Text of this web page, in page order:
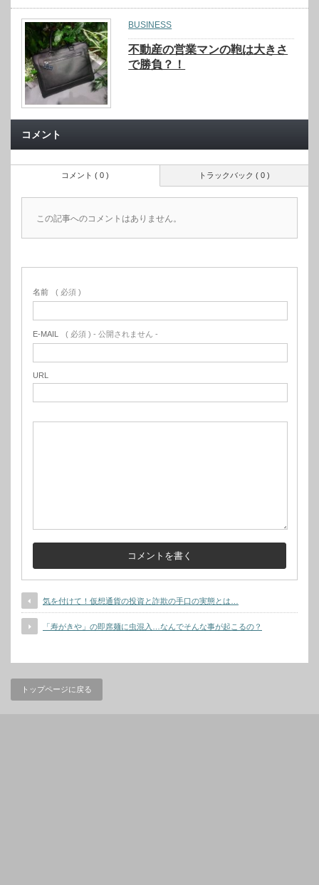
BUSINESS
不動産の営業マンの鞄は大きさ
で勝負？！
コメント
トラックバック ( 0 )
コメント ( 0 )
この記事へのコメントはありません。
名前 ( 必須 )
E-MAIL ( 必須 ) - 公開されません -
URL
気を付けて！仮想通貨の投資と詐欺の手口の実態とは…
「寿がきや」の即席麺に虫混入…なんでそんな事が起こるの？
トップページに戻る